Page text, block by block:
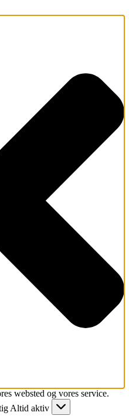
websted og vores service.
Altid aktiv